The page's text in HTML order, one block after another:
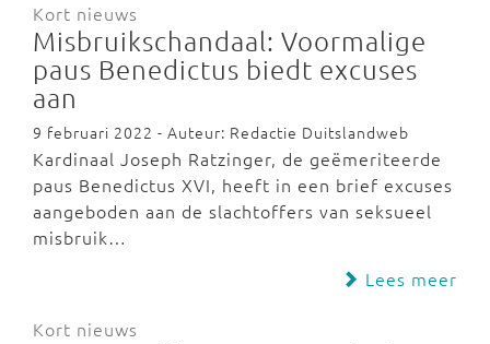
Kort nieuws
Misbruikschandaal: Voormalige
paus Benedictus biedt excuses
aan
9 februari 2022 - Auteur: Redactie Duitslandweb
Kardinaal Joseph Ratzinger, de geëmeriteerde
paus Benedictus XVI, heeft in een brief excuses
aangeboden aan de slachtoffers van seksueel
misbruik…
Lees meer
Kort nieuws